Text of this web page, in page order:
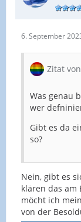
6. September
Zitat
Was genau
wer
Gibt es da
so?
Nein, gibt es
klären das am
möcht ich
von der